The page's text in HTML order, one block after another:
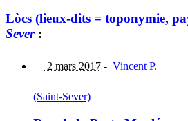
Lòcs (lieux-dits = toponymie,
Sever:
2 mars 2017 - Vincent P.
(Saint-Sever)